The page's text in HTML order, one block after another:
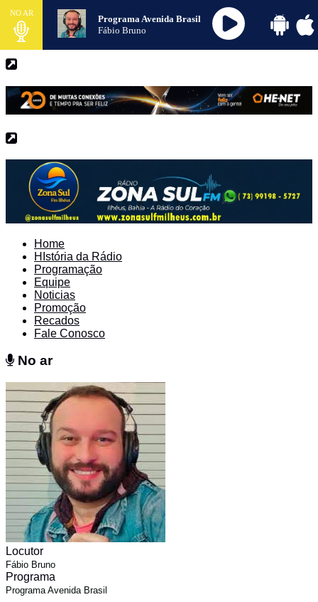
NO AR
Programa Avenida Brasil
Fábio Bruno
Home
HIstória da Rádio
Programação
Equipe
Noticias
Promoção
Recados
Fale Conosco
No ar
Locutor
Fábio Bruno
Programa
Programa Avenida Brasil